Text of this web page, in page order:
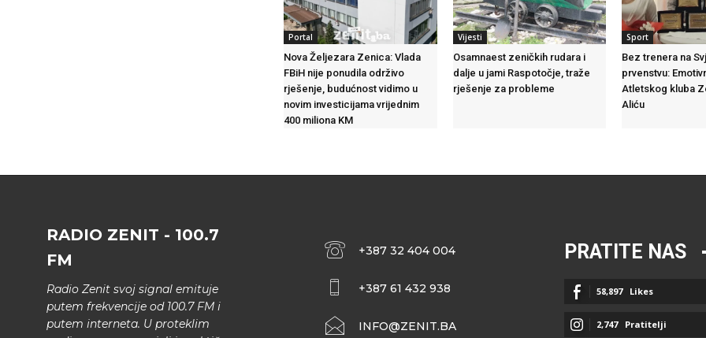
Portal
Nova Željezara Zenica: Vlada
FBiH nije ponudila održivo
rješenje, budućnost vidimo u
novim investicijama vrijednim
400 miliona KM
Vijesti
Osamnaest zeničkih rudara i
dalje u jami Raspotočje, traže
rješenje za probleme
Sport
Bez trenera na
prvenstvu:
Atletskog kluba
Aliću
RADIO ZENIT - 100.7
FM
Radio Zenit svoj signal emituje
putem frekvencije od 100.7 FM i
putem interneta. U proteklim
+387 32 404 004
+387 61 432 938
INFO@ZENIT.BA
PRATITE NAS
58,897 Likes
2,747 Pratitelji